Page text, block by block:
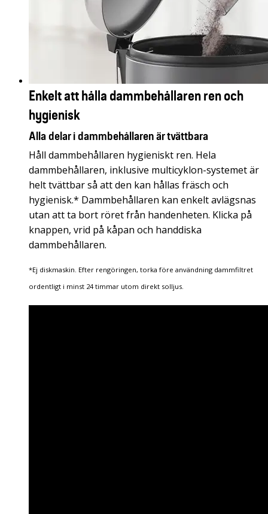
Enkelt att hålla dammbehållaren ren och
hygienisk
Alla delar i dammbehållaren är tvättbara
Håll dammbehållaren hygieniskt ren. Hela
dammbehållaren, inklusive multicyklon-systemet är
helt tvättbar så att den kan hållas fräsch och
hygienisk.* Dammbehållaren kan enkelt avlägsnas
utan att ta bort röret från handenheten. Klicka på
knappen, vrid på kåpan och handdiska
dammbehållaren.
*Ej diskmaskin. Efter rengöringen, torka före användning dammfiltret
ordentligt i minst 24 timmar utom direkt solljus.